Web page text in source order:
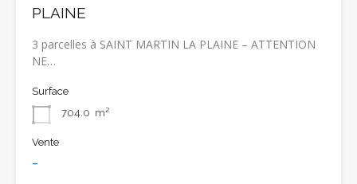
PLAINE
3 parcelles à SAINT MARTIN LA PLAINE – ATTENTION
NE…
Surface
704.0 m²
Vente
-